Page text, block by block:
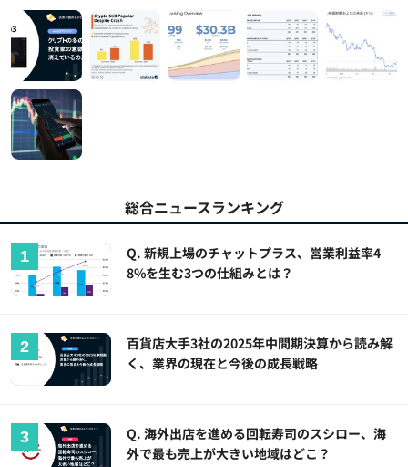
総合ニュースランキング
Q. 新規上場のチャットプラス、営業利益率4
8%を生む3つの仕組みとは？
百貨店大手3社の2025年中間期決算から読み解
く、業界の現在と今後の成長戦略
Q. 海外出店を進める回転寿司のスシロー、海
外で最も売上が大きい地域はどこ？